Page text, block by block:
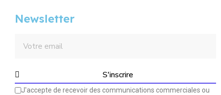
Newsletter
S'inscrire
J'accepte de recevoir des communications commerciales ou